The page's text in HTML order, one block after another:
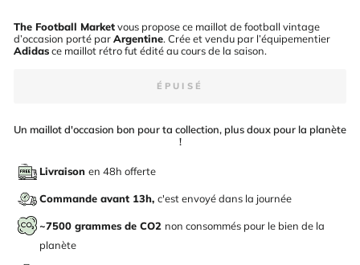
The Football Marketvous propose ce maillot de football vintage
d’occasion porté parArgentine. Crée et vendu par l’équipementier
Adidasce maillot rétro fut édité au cours de la saison.
ÉPUISÉ
Un maillot d'occasion bon pour ta collection, plus doux pour la planète
!
Livraison en 48h offerte
Commande avant 13h, c'est envoyé dans la journée
~7500 grammes de CO2 non consommés pour le bien de la
planète